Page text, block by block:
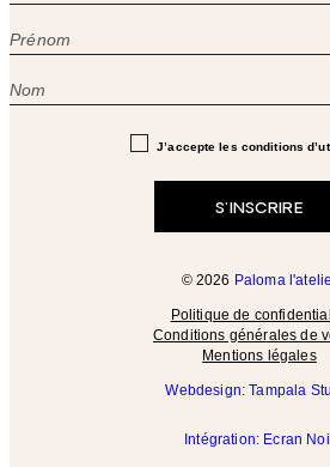
J’accepte les conditions
© 2026 Paloma
Politique de
Conditions générales de
Mentions légales
Webdesign: Tampala
Intégration: Ecran